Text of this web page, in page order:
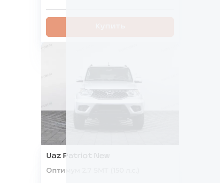
Uaz Patriot New
Оптимум 2.7 5МТ (150 л.с.)